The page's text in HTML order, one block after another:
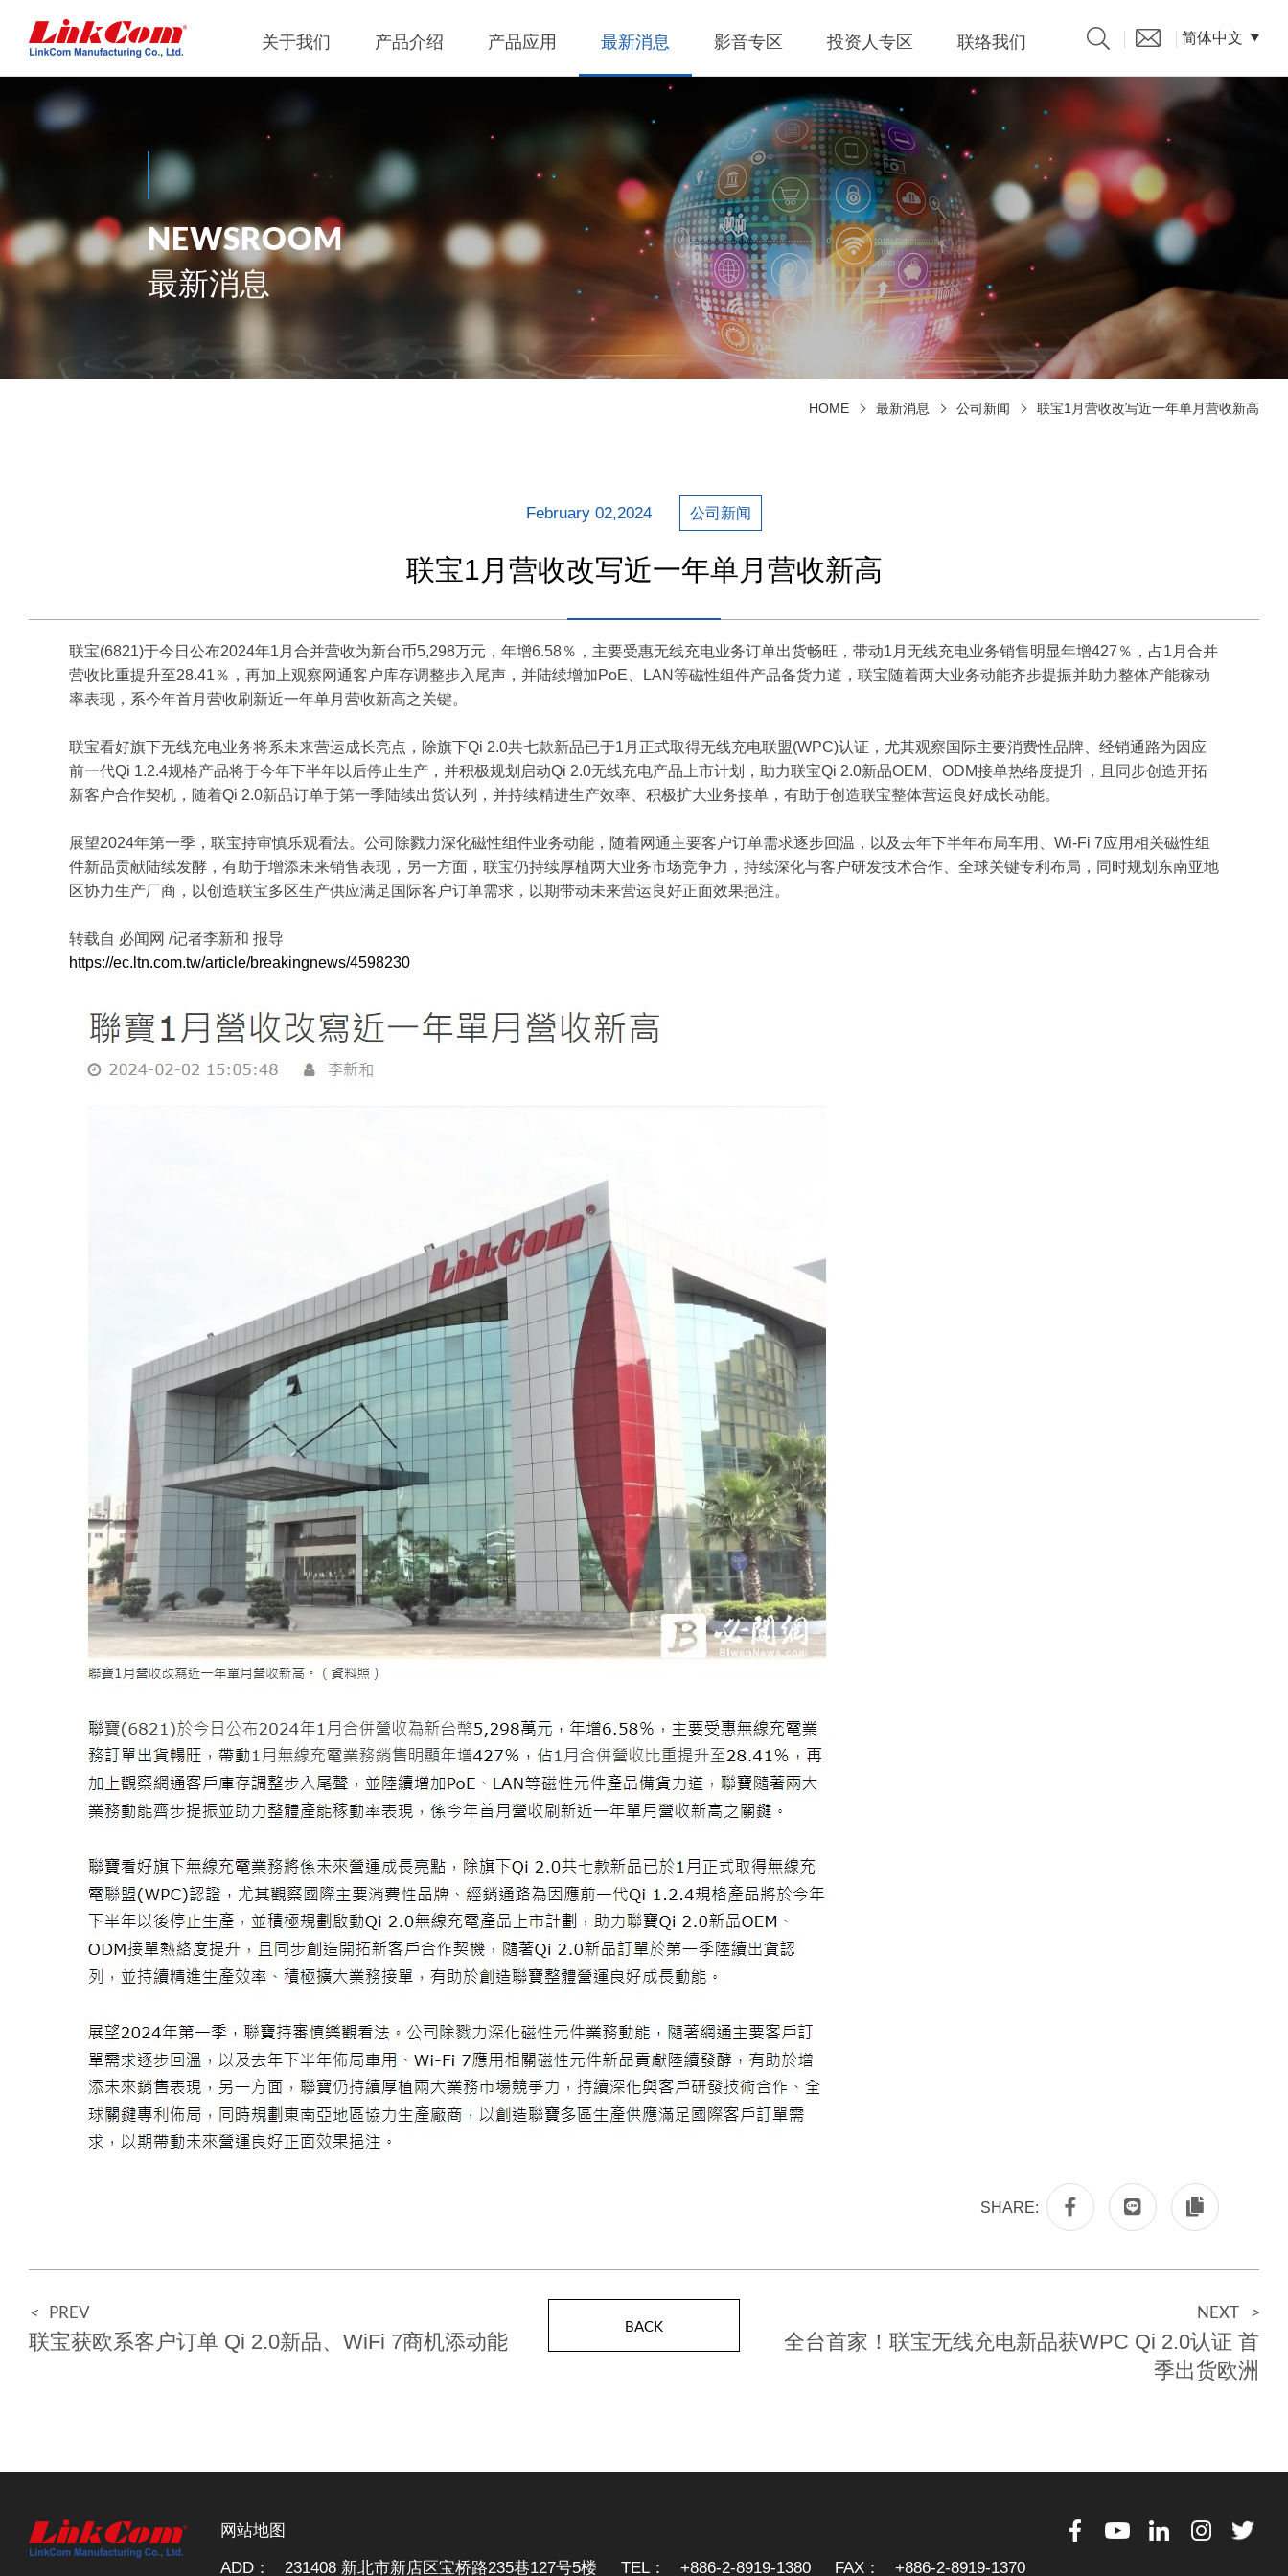
关于我们 产品介绍
网络变压器
电源磁性元件
电力綫通讯变压器
噪音抑制
電感
Qi2.0 无线充电成品
Qi1.x 无线充电成品
Qi2.2 TX 发射模组
Qi2.0 TX 发射模组
Qi1.x TX 發射模組
LED Driver
Meter
Wall Switch
交流-直流
低交流电压输入
产品型录
产品应用 最新消息 影音专区 投资人专区
公司治理
重要内规
内部稽核
獨立董事溝通情形
法说会
股价查询
历年股利分流
公司发言人、代理发言人
利害關係人關注議題、溝
通管道與回應情形
外部信箱(含利害關係人)的
執行溝通情形
联络我们 简体中文
NEWSROOM
最新消息
HOME 最新消息 公司新闻 联宝1月营收改写近一年单月营收新高
February 02,2024 公司新闻
联宝1月营收改写近一年单月营收新高
联宝(6821)于今日公布2024年1月合并营收为新台币5,298万元，年增6.58％，主要受惠无线充电业务订单出货畅旺，带动1月无线充电业务销售明显年增427％，占1月合并
营收比重提升至28.41％，再加上观察网通客户库存调整步入尾声，并陆续增加PoE、LAN等磁性组件产品备货力道，联宝随着两大业务动能齐步提振并助力整体产能稼动
率表现，系今年首月营收刷新近一年单月营收新高之关键。
联宝看好旗下无线充电业务将系未来营运成长亮点，除旗下Qi 2.0共七款新品已于1月正式取得无线充电联盟(WPC)认证，尤其观察国际主要消费性品牌、经销通路为因应
前一代Qi 1.2.4规格产品将于今年下半年以后停止生产，并积极规划启动Qi 2.0无线充电产品上市计划，助力联宝Qi 2.0新品OEM、ODM接单热络度提升，且同步创造开拓
新客户合作契机，随着Qi 2.0新品订单于第一季陆续出货认列，并持续精进生产效率、积极扩大业务接单，有助于创造联宝整体营运良好成长动能。
展望2024年第一季，联宝持审慎乐观看法。公司除戮力深化磁性组件业务动能，随着网通主要客户订单需求逐步回温，以及去年下半年布局车用、Wi-Fi 7应用相关磁性组
件新品贡献陆续发酵，有助于增添未来销售表现，另一方面，联宝仍持续厚植两大业务市场竞争力，持续深化与客户研发技术合作、全球关键专利布局，同时规划东南亚地
区协力生产厂商，以创造联宝多区生产供应满足国际客户订单需求，以期带动未来营运良好正面效果挹注。
转载自 必闻网 /记者李新和 报导
https://ec.ltn.com.tw/article/breakingnews/4598230
SHARE:
< PREV
联宝获欧系客户订单 Qi 2.0新品、WiFi 7商机添动能
NEXT >
全台首家！联宝无线充电新品获WPC Qi 2.0认证 首
季出货欧洲
BACK
网站地图
ADD： 231408 新北市新店区宝桥路235巷127号5楼 TEL： +886-2-8919-1380 FAX： +886-2-8919-1370